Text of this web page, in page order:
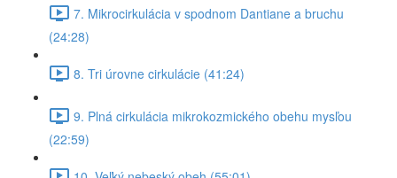
7. Mikrocirkulácia v spodnom Dantiane a bruchu
(24:28)
8. Tri úrovne cirkulácie (41:24)
9. Plná cirkulácia mikrokozmického obehu mysľou
(22:59)